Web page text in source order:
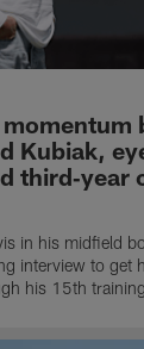
momentum
Kubiak,
third‑year
in his midfield
interview to get
his 15th